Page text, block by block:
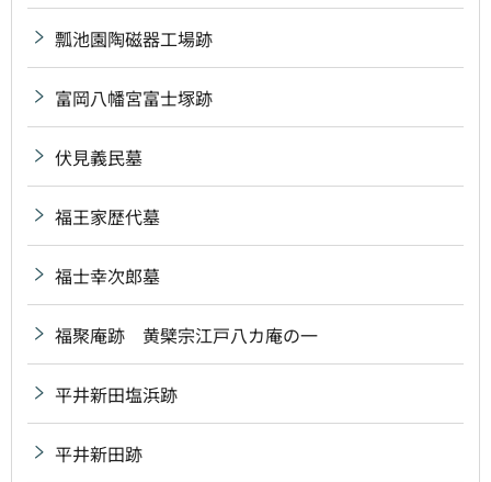
瓢池園陶磁器工場跡
富岡八幡宮富士塚跡
伏見義民墓
福王家歴代墓
福士幸次郎墓
福聚庵跡 黄檗宗江戸八カ庵の一
平井新田塩浜跡
平井新田跡